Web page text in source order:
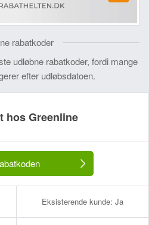
rabatkoder
udløbne rabatkoder, fordi mange
efter udløbsdatoen.
hos Greenline
Eksisterende kunde: Ja